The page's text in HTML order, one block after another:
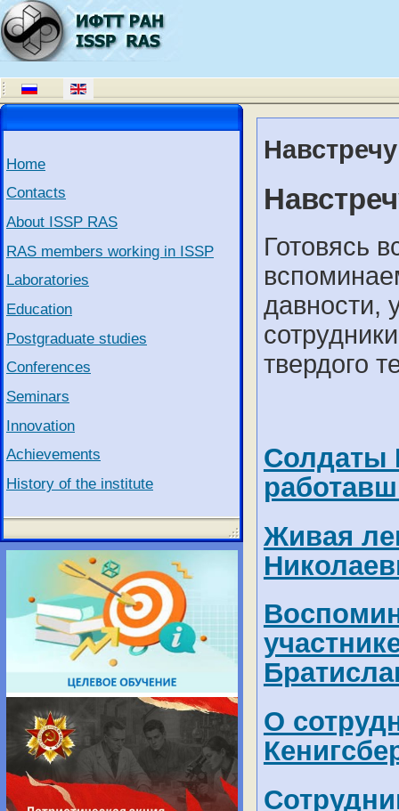
Home
Contacts
About ISSP RAS
RAS members working in ISSP
Laboratories
Education
Postgraduate studies
Conferences
Seminars
Innovation
Achievements
History of the institute
Готовясь
давности,
твердого
Солдаты
Живая
О